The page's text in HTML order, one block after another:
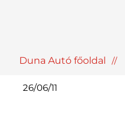
Duna Autó főoldal
26/06/11